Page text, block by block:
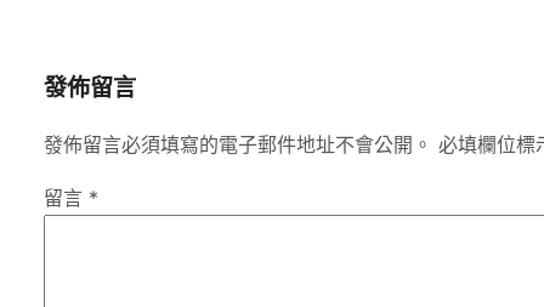
發佈留言
發佈留言必須填寫的電子郵件地址不會公開。 必填欄位
留言 *